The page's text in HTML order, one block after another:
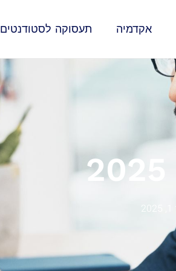
אקדמיה תעסוקה לסטודנטים